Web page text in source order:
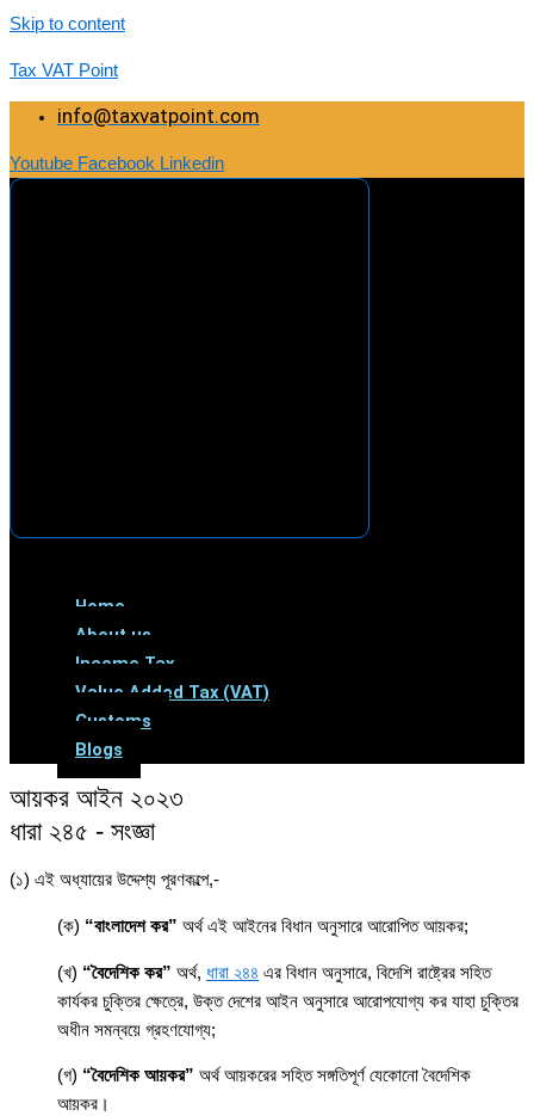
Skip to content
Tax VAT Point
info@taxvatpoint.com
Youtube Facebook Linkedin
Home
About us
Income Tax
Value Added Tax (VAT)
Customs
Blogs
আয়কর আইন ২০২৩
ধারা ২৪৫ - সংজ্ঞা
(১) এই অধ্যায়ের উদ্দেশ্য পূরণকল্পে,-
(ক) “বাংলাদেশ কর” অর্থ এই আইনের বিধান অনুসারে আরোপিত আয়কর;
(খ) “বৈদেশিক কর” অর্থ, ধারা ২৪৪ এর বিধান অনুসারে, বিদেশি রাষ্ট্রের সহিত
কার্যকর চুক্তির ক্ষেত্রে, উক্ত দেশের আইন অনুসারে আরোপযোগ্য কর যাহা চুক্তির
অধীন সমন্বয়ে গ্রহণযোগ্য;
(গ) “বৈদেশিক আয়কর” অর্থ আয়করের সহিত সঙ্গতিপূর্ণ যেকোনো বৈদেশিক
আয়কর।